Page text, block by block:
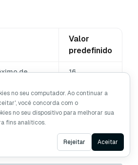
Valor
predefinido
de
importação)
executadas
num nó de
16
Ask AI
no seu computador. Ao continuar a
você concorda com o
no seu dispositivo para melhorar sua
fins analíticos.
Rejeitar Aceitar